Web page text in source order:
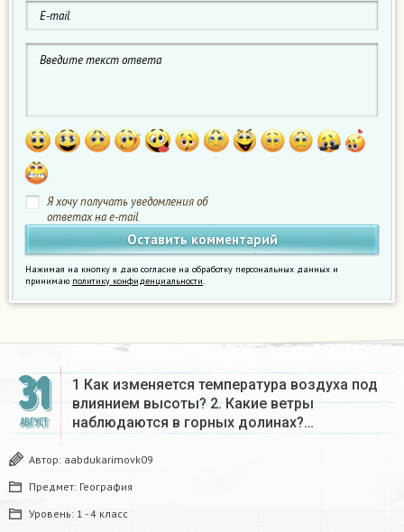
Я хочу получать уведомления об
ответах на e-mail
Нажимая на кнопку я даю согласие на обработку персональных данных и
принимаю политику конфиденциальности.
31
АВГУСТ
1 Как изменяется температура воздуха под
влиянием высоты? 2. Какие ветры
наблюдаются в горных долинах?…
Автор: aabdukarimovk09
Предмет: География
Уровень: 1 - 4 класс